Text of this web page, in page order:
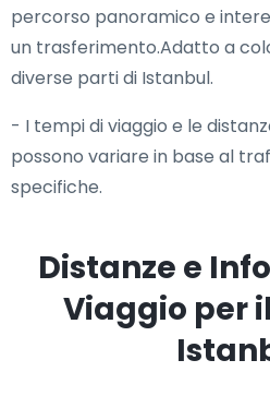
percorso panoramico e
un trasferimento.Adatto a
diverse parti di Istanbul.
- I tempi di viaggio e le
possono variare in base al
specifiche.
Distanze e
Viaggio per